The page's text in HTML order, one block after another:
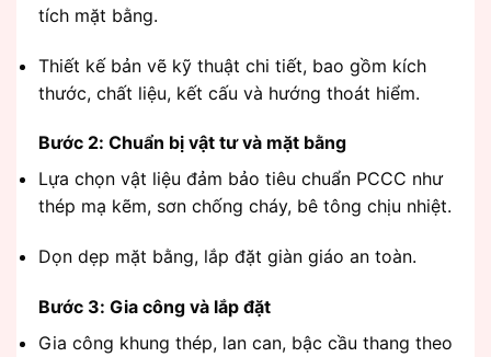
tích mặt bằng.
Thiết kế bản vẽ kỹ thuật chi tiết, bao gồm kích
thước, chất liệu, kết cấu và hướng thoát hiểm.
Bước 2: Chuẩn bị vật tư và mặt bằng
Lựa chọn vật liệu đảm bảo tiêu chuẩn PCCC như
thép mạ kẽm, sơn chống cháy, bê tông chịu nhiệt.
Dọn dẹp mặt bằng, lắp đặt giàn giáo an toàn.
Bước 3: Gia công và lắp đặt
Gia công khung thép, lan can, bậc cầu thang theo